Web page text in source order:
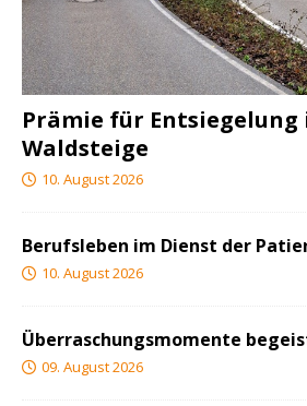
Prämie für Entsiegelung
Waldsteige
10. August 2026
Berufsleben im Dienst der
10. August 2026
Überraschungsmomente
09. August 2026